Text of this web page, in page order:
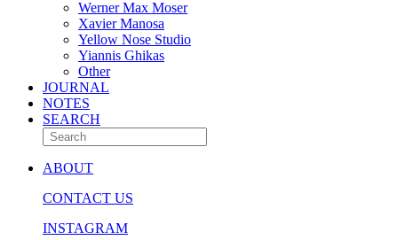
Werner Max Moser
Xavier Manosa
Yellow Nose Studio
Yiannis Ghikas
Other
JOURNAL
NOTES
SEARCH
ABOUT
CONTACT US
INSTAGRAM